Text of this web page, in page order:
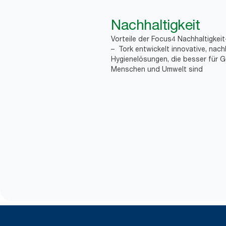
Nachhaltigkeit
Vorteile der Focus4
– Tork entwickelt innovative,
Hygienelösungen, die besser für
Menschen und Umwelt sind